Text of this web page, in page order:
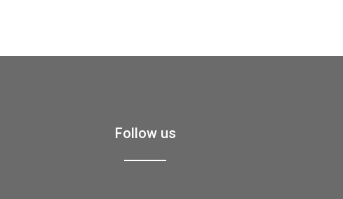
Follow us